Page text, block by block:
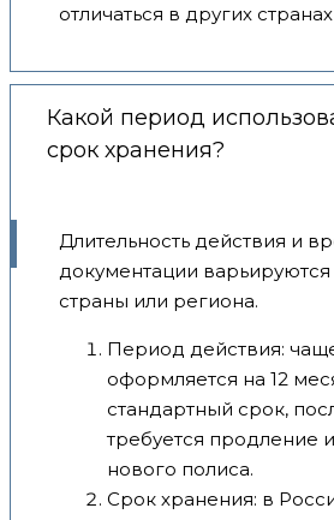
отличаться в других
Какой период
срок хранения?
Длительность действия и
документации
страны или региона.
Период действия:
оформляется на 12
стандартный срок,
требуется продление
нового полиса.
Срок хранения: в